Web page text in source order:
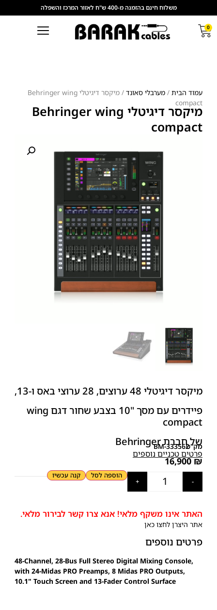
משלוח חינם בהזמנה מ-400 ש"ח לאזור המרכז והשפלה
0
עמוד הבית / מערבלי סאונד
/ מיקסר דיגיטלי Behringer wing
compact
מיקסר דיגיטלי Behringer wing
compact
מיקסר דיגיטלי 48 ערוצים, 28 ערוצי באס ו-13,
פיידרים עם מסך "10 בצבע שחור דגם wing
compact
של חברת Behringer
מק"טBM-333562
פרטים טכניים נוספים
16,900₪
-
+
הוספה לסל קנה עכשיו
האתר אינו משקף מלאי! אנא צרו קשר לבירור מלאי.
אתר היצרן לחצו כאן
פרטים נוספים
48-Channel, 28-Bus Full Stereo Digital Mixing Console,
with 24-Midas PRO Preamps, 8 Midas PRO Outputs,
10.1" Touch Screen and 13-Fader Control Surface